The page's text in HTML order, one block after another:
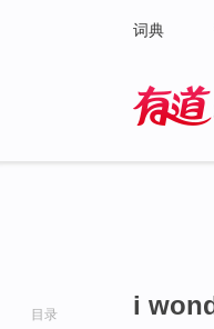
词典
目录 i